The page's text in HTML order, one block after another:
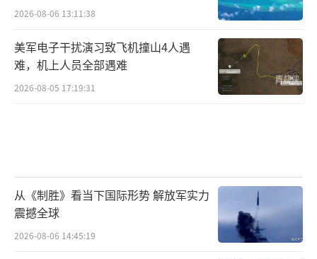
2026-08-06 13:11:38
美军电子干扰演习致飞机撞山4人遇
难，机上人员全部遇难
2026-08-05 17:19:31
从《制胜》看当下国际形势 解放军实力
震撼全球
2026-08-06 14:45:19